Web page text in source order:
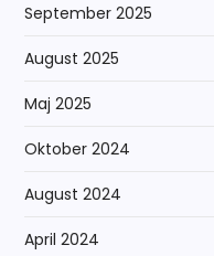
September 2025
August 2025
Maj 2025
Oktober 2024
August 2024
April 2024